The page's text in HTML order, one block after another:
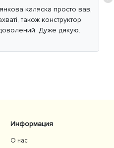
також конструктор
Дуже дякую.
Информация
О нас